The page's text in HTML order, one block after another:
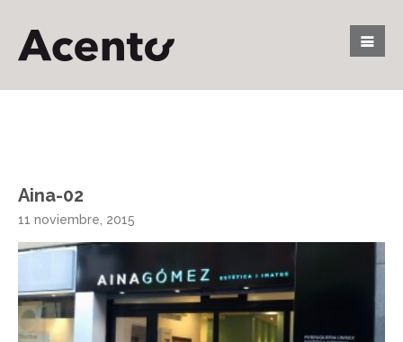
Aina-02
11 noviembre, 2015